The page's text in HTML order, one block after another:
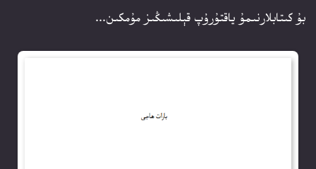
بۇ كىتابلارنىمۇ ياقتۇرۇپ قېلىشىڭىز مۇمكىن...